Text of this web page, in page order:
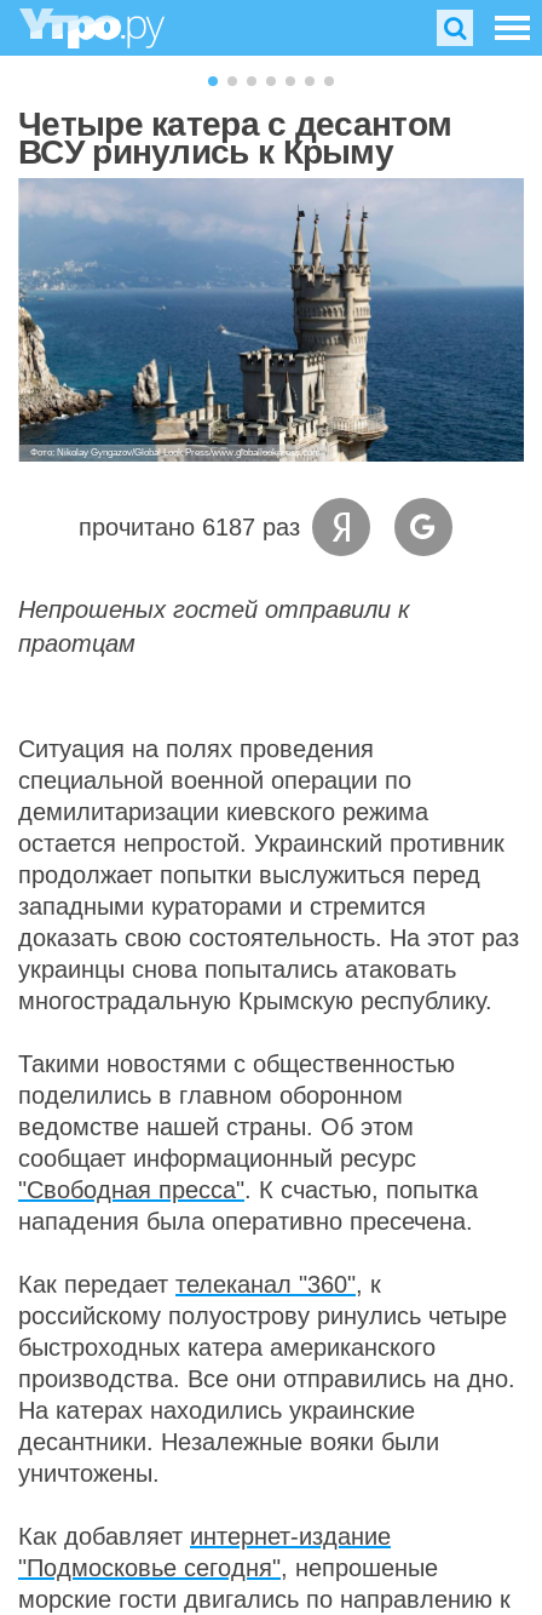
Четыре катера с десантом
ВСУ ринулись к Крыму
Фото: Nikolay Gyngazov/Global Look Press/www.globallookpress.com
прочитано 6187 раз
Непрошеных гостей отправили к
праотцам
Ситуация на полях проведения
специальной военной операции по
демилитаризации киевского режима
остается непростой. Украинский противник
продолжает попытки выслужиться перед
западными кураторами и стремится
доказать свою состоятельность. На этот раз
украинцы снова попытались атаковать
многострадальную Крымскую республику.
Такими новостями с общественностью
поделились в главном оборонном
ведомстве нашей страны. Об этом
сообщает информационный ресурс
"Свободная пресса". К счастью, попытка
нападения была оперативно пресечена.
Как передает телеканал "360", к
российскому полуострову ринулись четыре
быстроходных катера американского
производства. Все они отправились на дно.
На катерах находились украинские
десантники. Незалежные вояки были
уничтожены.
Как добавляет интернет-издание
"Подмосковье сегодня", непрошеные
морские гости двигались по направлению к